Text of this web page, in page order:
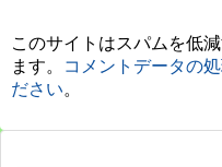
このサイトはスパムを低
ます。
コメントデータの
ださい。